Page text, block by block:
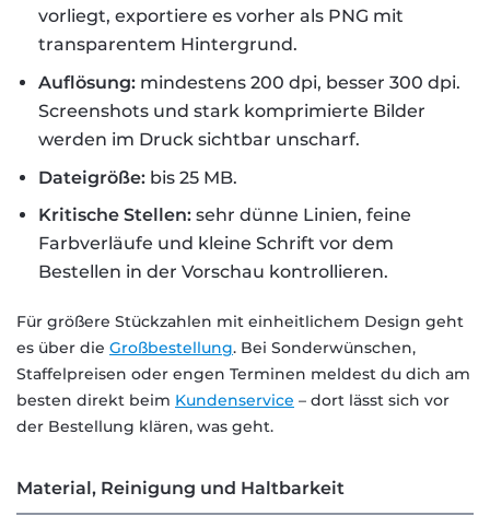
vorliegt, exportiere es vorher als PNG mit
transparentem Hintergrund.
Auflösung: mindestens 200 dpi, besser 300 dpi.
Screenshots und stark komprimierte Bilder
werden im Druck sichtbar unscharf.
Dateigröße: bis 25 MB.
Kritische Stellen: sehr dünne Linien, feine
Farbverläufe und kleine Schrift vor dem
Bestellen in der Vorschau kontrollieren.
Für größere Stückzahlen mit einheitlichem Design geht
es über die Großbestellung. Bei Sonderwünschen,
Staffelpreisen oder engen Terminen meldest du dich am
besten direkt beim Kundenservice – dort lässt sich vor
der Bestellung klären, was geht.
Material, Reinigung und Haltbarkeit